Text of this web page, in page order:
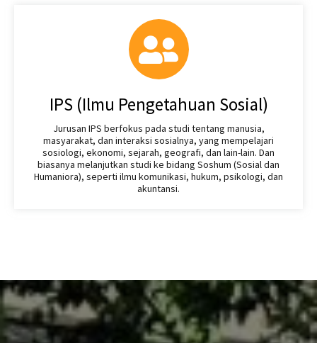
IPS (Ilmu Pengetahuan Sosial)
Jurusan IPS berfokus pada studi tentang manusia,
masyarakat, dan interaksi sosialnya, yang mempelajari
sosiologi, ekonomi, sejarah, geografi, dan lain-lain. Dan
biasanya melanjutkan studi ke bidang Soshum (Sosial dan
Humaniora), seperti ilmu komunikasi, hukum, psikologi, dan
akuntansi.